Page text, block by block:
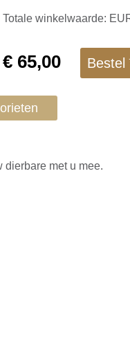
Totale winkelwaarde:
€ 65,00 Bestel
dierbare met u mee.